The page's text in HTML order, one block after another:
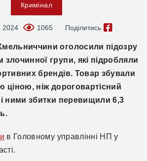
Кримінал
2024 1065 Поділитись
и оголосили підозру
групи, які підробляли
брендів. Товар збували
ціною, ніж дороговартісний
ними збитки перевищили6,3
в Головному управлінні Н Пу